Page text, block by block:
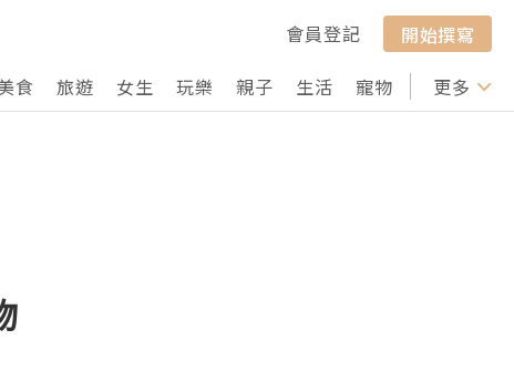
會員登記
開始撰寫
食 旅遊 女生 玩樂 親子 生活 寵物 行山 打卡
更多